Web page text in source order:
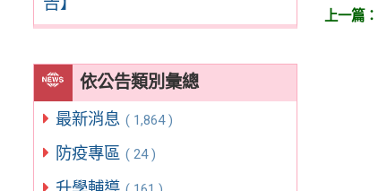
依公告類別彙總
最新消息 ( 1,864 )
防疫專區 ( 24 )